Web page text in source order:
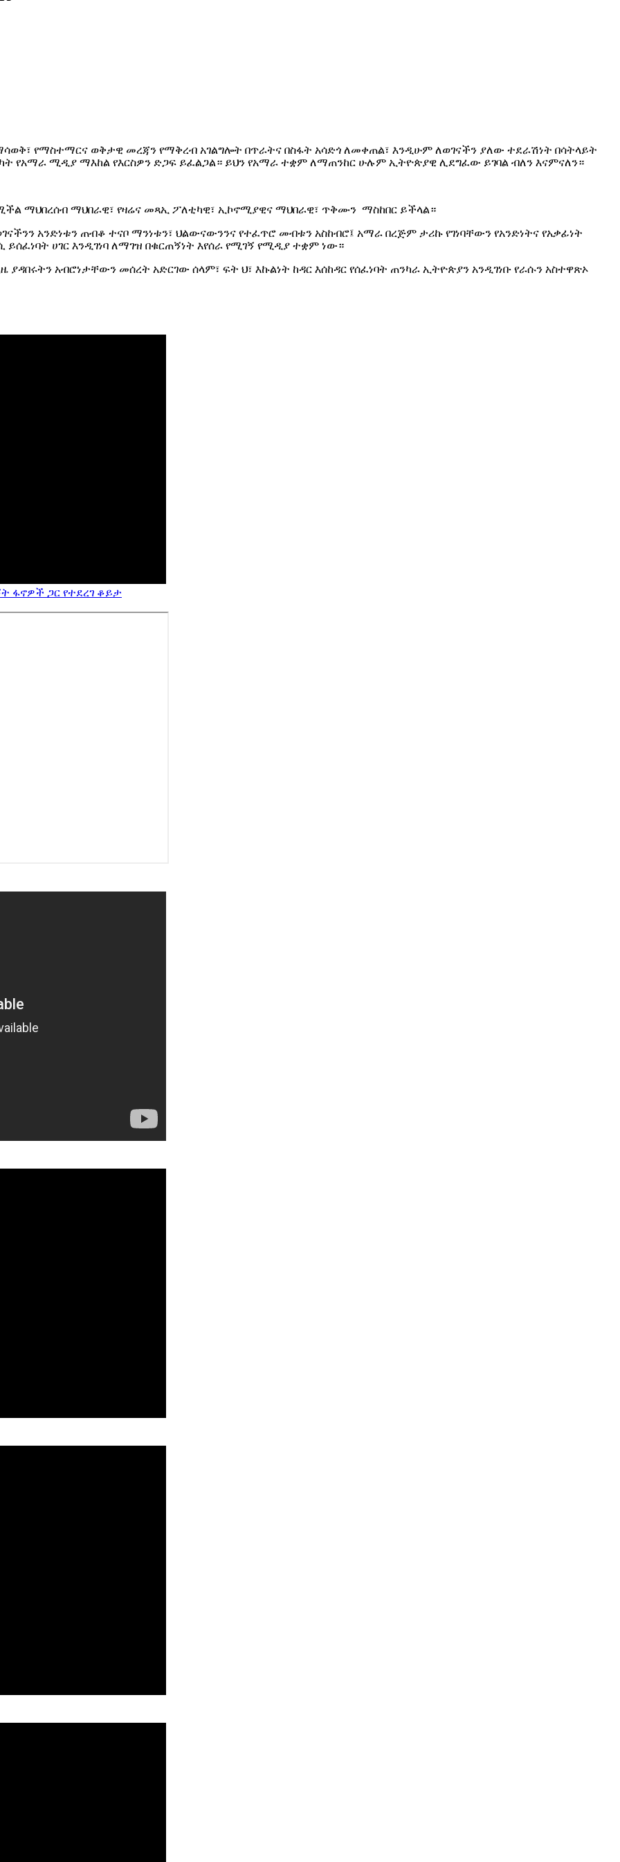
የማስተማርና ወቅታዊ መረጃን የማቅረብ አገልግሎት በጥራትና በስፋት አሳድጎ ለመቀጠል፣ እንዲሁም ለወገናችን ያለው ተደራሽነት በሳትላይት
የአማራ ሚዲያ ማእከል የእርስዎን ድጋፍ ይፈልጋል። ይህን የአማራ ተቋም ለማጠንከር ሁሉም ኢትዮጵያዊ ሊደግፈው ይገባል ብለን እናምናለን።
ማህበረሰብ ማህበራዊ፣ የዛሬና መጻኢ ፖለቲካዊ፣ ኢኮኖሚያዊና ማህበራዊ፣ ጥቅሙን ማስከበር ይችላል።
አንድነቱን ጠብቆ ተናቦ ማንነቱን፣ ህልውናውንንና የተፈጥሮ መብቱን አስከብሮ፤ አማራ በረጅም ታሪኩ የገነባቸውን የአንድነትና የአቃፊነት
ሀገር እንዲገነባ ለማገዝ በቁርጠኝነት እየሰራ የሚገኝ የሚዲያ ተቋም ነው።
አብሮነታቸውን መሰረት አድርገው ሰላም፣ ፍት ህ፣ እኩልነት ከዳር እሰከዳር የሰፈነባት ጠንካራ ኢትዮጵያን አንዲገነቡ የራሱን አስተዋጽኦ
ፋኖዎች ጋር የተደረገ ቆይታ